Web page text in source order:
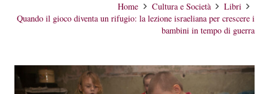
Home Cultura e Società
Libri
Quando il gioco diventa un rifugio: la lezione israeliana per crescere i
bambini in tempo di guerra